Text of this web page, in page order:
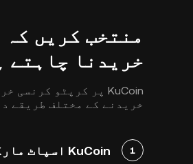
خریدنا چاہتے
خریدنے کے مختلف طریقے
1 KuCoin اسپاٹ مارکیٹ پر کرپٹو کے ساتھ Hamster Kombat ( HMSTR ) خریدیں